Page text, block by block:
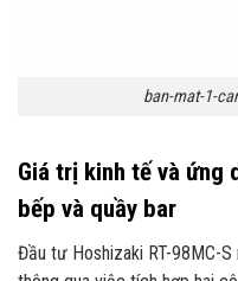
ban-mat-1-
Giá trị kinh tế và ứng
bếp và quầy bar
Đầu tư Hoshizaki RT-98MC-